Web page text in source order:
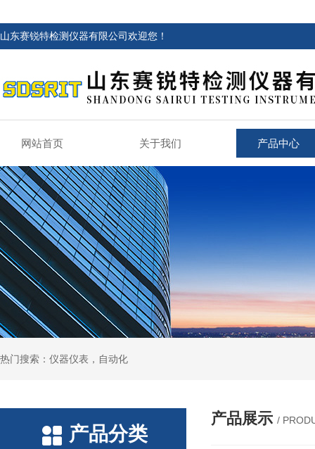
山东赛锐特检测仪器有限公司欢迎您！
网站首页 关于我们 产品中心
热门搜索：仪器仪表，自动化
产品分类
产品展示 /